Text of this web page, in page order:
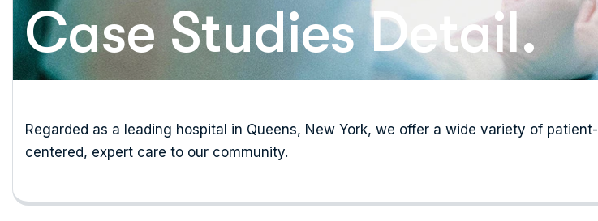
Case Studies Detail.
Regarded as a leading hospital in Queens, New York, we offer a wide variety of patient-
centered, expert care to our community.